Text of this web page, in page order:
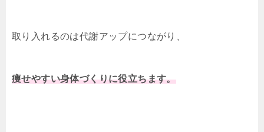
取り入れるのは代謝アップにつながり、
痩せやすい身体づくりに役立ちます。